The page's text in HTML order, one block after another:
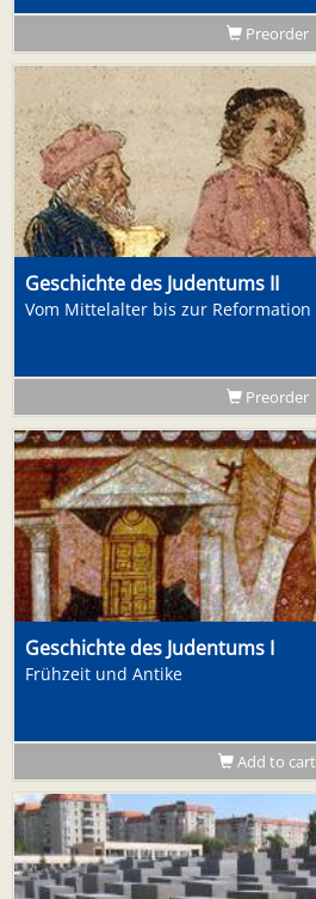
Preorder
Geschichte des Judentums II
Vom Mittelalter bis zur Reformation
Preorder
Geschichte des Judentums I
Frühzeit und Antike
Add to cart